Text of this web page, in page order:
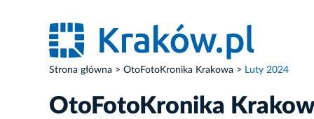
Strona główna OtoFotoKronika Krakowa Luty 2024
OtoFotoKronika